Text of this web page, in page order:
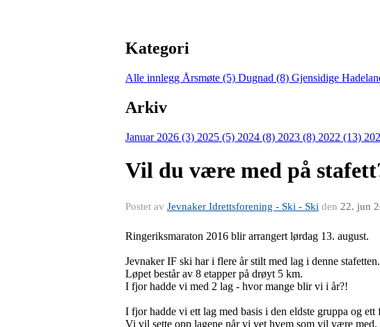
Kategori
Alle innlegg Årsmøte (5) Dugnad (8) Gjensidige
Arkiv
Januar 2026 (3) 2025 (5) 2024 (8) 2023 (8) 2022 (13)
Vil du være med på
Postet av Jevnaker Idrettsforening - Ski - Ski den 22. jun
Ringeriksmaraton 2016 blir arrangert lørdag 13. august.
Jevnaker IF ski har i flere år stilt med lag i denne stafetten.
Løpet består av 8 etapper på drøyt 5 km.
I fjor hadde vi med 2 lag - hvor mange blir vi i år?!
I fjor hadde vi ett lag med basis i den eldste gruppa og ett
Vi vil sette opp lagene når vi vet hvem som vil være med.